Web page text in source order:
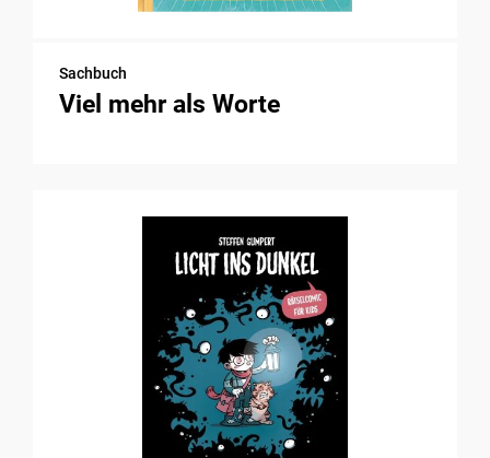
Sachbuch
Viel mehr als Worte